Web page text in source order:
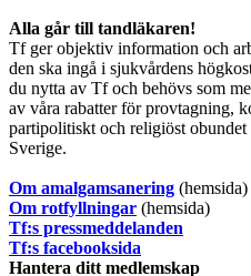
​Alla går till tandläkaren!
Tf ger objektiv information och
den ska ingå i sjukvårdens
du nytta av Tf och behövs som
av våra rabatter för provtagning,
partipolitiskt och religiöst
Sverige.
Om amalgamsanering (hemsida)
Om rotfyllningar (hemsida)
​Tf:s pressmeddelanden
Tf:s facebooksida
Hantera ditt medlemskap